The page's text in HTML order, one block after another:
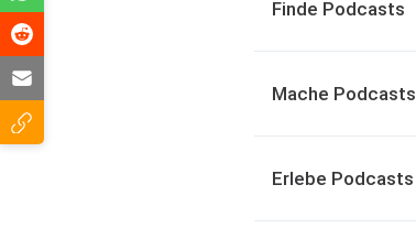
Finde Podcasts
Mache Podcasts
Erlebe Podcasts